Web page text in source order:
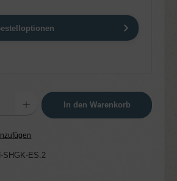
Wert ein oder benutze die Schaltflächen um
In den Warenkorb
SHGK-ES.2